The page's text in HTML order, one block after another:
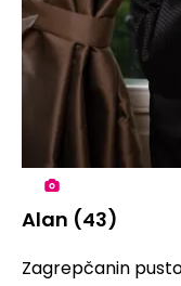
Alan (43)
Zagrepčanin